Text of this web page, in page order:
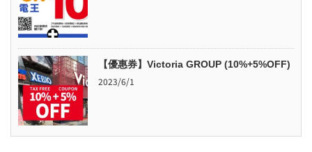
【優惠券】Victoria GROUP (10%+5%OFF)
2023/6/1